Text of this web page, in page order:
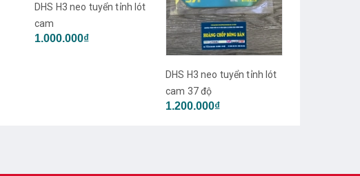
DHS H3 neo tuyển tỉnh lót
cam
1.000.000₫
DHS H3 neo tuyển tỉnh lót
cam 37 độ
1.200.000₫